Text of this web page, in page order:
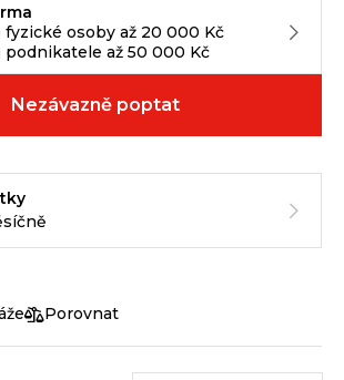
fyzické osoby až 20 000 Kč
podnikatele až 50 000 Kč
Nezávazně poptat
Porovnat